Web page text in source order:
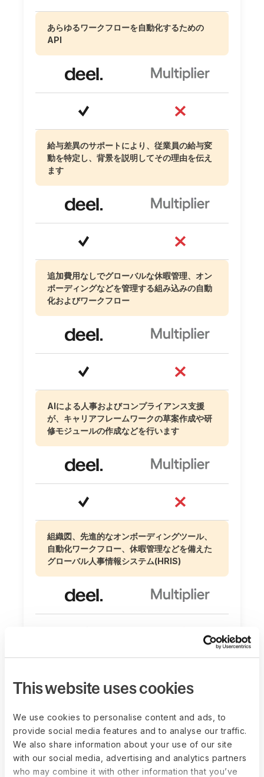
This website uses cookies
We use cookies to personalise content and ads, to
provide social media features and to analyse our traffic.
We also share information about your use of our site
with our social media, advertising and analytics partners
who may combine it with other information that you’ve
あらゆるワークフローを自動化するための
API
給与差異のサポートにより、従業員の給与変
動を特定し、背景を説明してその理由を伝え
ます
追加費用なしでグローバルな休暇管理、オン
ボーディングなどを管理する組み込みの自動
化およびワークフロー
AIによる人事およびコンプライアンス支援
が、キャリアフレームワークの草案作成や研
修モジュールの作成などを行います
組織図、先進的なオンボーディングツール、
自動化ワークフロー、休暇管理などを備えた
グローバル人事情報システム(HRIS)
と高度なグローバルレポーティング